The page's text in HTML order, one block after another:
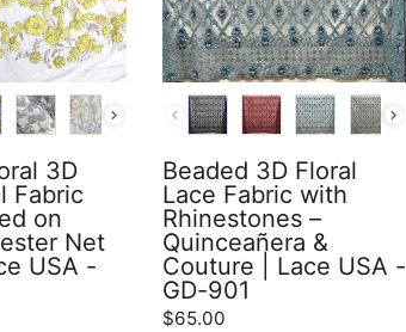
3D
Fabric
on
Net
USA -
COLOR
Beaded 3D Floral
Lace Fabric with
Rhinestones –
Quinceañera &
Couture | Lace USA -
GD-901
$65.00